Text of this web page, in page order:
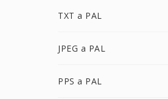
TXT a PAL
JPEG a PAL
PPS a PAL